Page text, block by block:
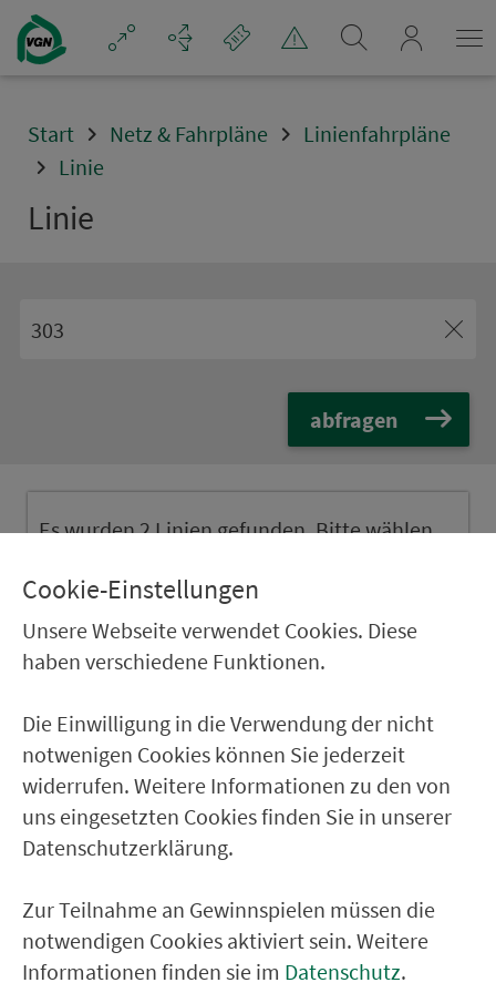
Navigation überspringen
Start Netz & Fahrpläne
Linienfahrpläne
Linie
Linie
abfragen
Es wurden 2 Linien gefunden. Bitte wählen
303 (VGN 8303)
Ver­kehrs­ver­bund Groß­raum
Nürn­berg
22.000 Qua­drat­ki­lo­me­ter. 130 Ver­kehrs­un­
Cookie-Einstellungen
Unsere Webseite verwendet Cookies. Diese
haben verschiedene Funktionen.
Die Einwilligung in die Verwendung der nicht
notwenigen Cookies können Sie jederzeit
widerrufen. Weitere Informationen zu den von
uns eingesetzten Cookies finden Sie in unserer
Datenschutzerklärung.
Zur Teilnahme an Gewinnspielen müssen die
notwendigen Cookies aktiviert sein. Weitere
Informationen finden sie im Datenschutz.